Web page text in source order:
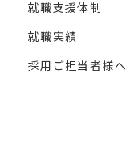
就職支援体制
就職実績
採用ご担当者様へ